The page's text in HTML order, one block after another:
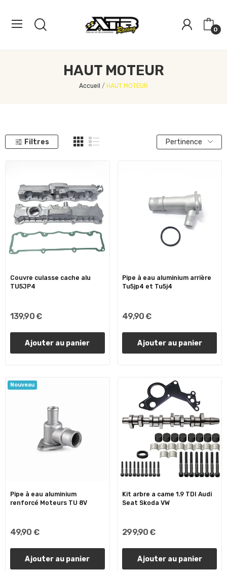
0
HAUT MOTEUR
Accueil HAUT MOTEUR
Filtres Pertinence
Couvre culasse cache alu
TU5JP4
139,90 €
Ajouter au panier
Pipe à eau aluminium arrière
Tu5jp4 et Tu5j4
49,90 €
Ajouter au panier
Nouveau
Pipe à eau aluminium
renforcé Moteurs TU 8V
49,90 €
Ajouter au panier
Kit arbre a came 1.9 TDI Audi
Seat Skoda VW
299,90 €
Ajouter au panier